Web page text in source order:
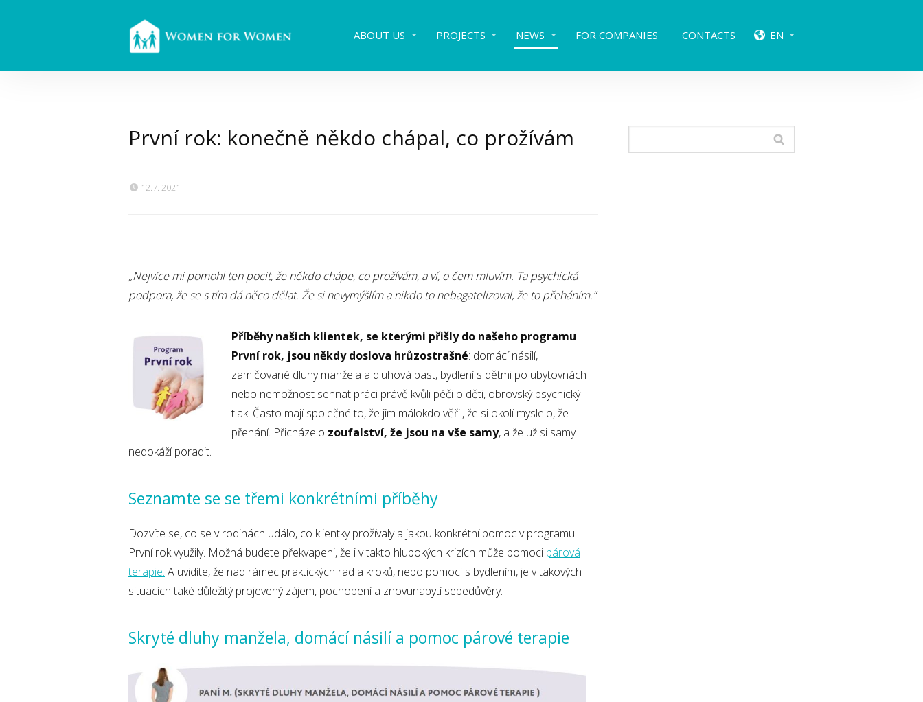
ABOUT US PROJECTS NEWS FOR COMPANIES CONTACTS EN
První rok: konečně někdo chápal, co prožívám
12.7. 2021
„Nejvíce mi pomohl ten pocit, že někdo chápe, co prožívám, a ví, o čem mluvím. Ta psychická
podpora, že se s tím dá něco dělat. Že si nevymýšlím a nikdo to nebagatelizoval, že to přeháním.“
Příběhy našich klientek, se kterými přišly do našeho programu
První rok, jsou někdy doslova hrůzostrašné: domácí násilí,
zamlčované dluhy manžela a dluhová past, bydlení s dětmi po ubytovnách
nebo nemožnost sehnat práci právě kvůli péči o děti, obrovský psychický
tlak. Často mají společné to, že jim málokdo věřil, že si okolí myslelo, že
přehání. Přicházelo zoufalství, že jsou na vše samy, a že už si samy
nedokáží poradit.
Seznamte se se třemi konkrétními příběhy
Dozvíte se, co se v rodinách událo, co klientky prožívaly a jakou konkrétní pomoc v programu
První rok využily. Možná budete překvapeni, že i v takto hlubokých krizích může pomoci párová
terapie. A uvidíte, že nad rámec praktických rad a kroků, nebo pomoci s bydlením, je v takových
situacích také důležitý projevený zájem, pochopení a znovunabytí sebedůvěry.
Skryté dluhy manžela, domácí násilí a pomoc párové terapie